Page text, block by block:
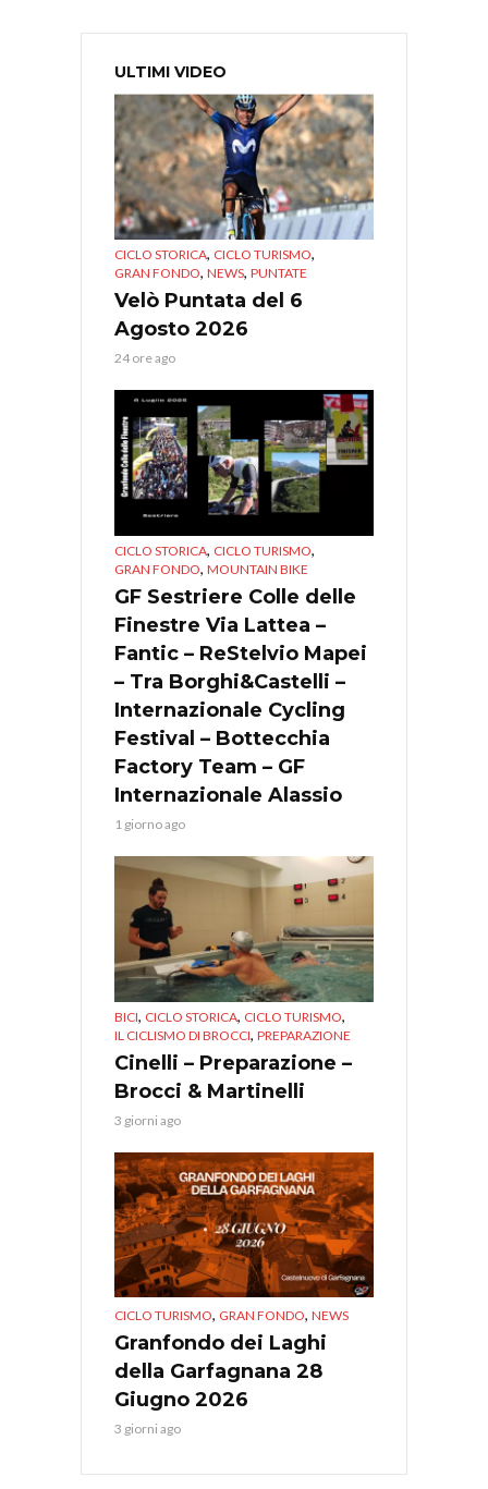
ULTIMI VIDEO
CICLO STORICA, CICLO TURISMO,
GRAN FONDO, NEWS, PUNTATE
Velò Puntata del 6
Agosto 2026
24 ore ago
CICLO STORICA, CICLO TURISMO,
GRAN FONDO, MOUNTAIN BIKE
GF Sestriere Colle delle
Finestre Via Lattea –
Fantic – ReStelvio Mapei
– Tra Borghi&Castelli –
Internazionale Cycling
Festival – Bottecchia
Factory Team – GF
Internazionale Alassio
1 giorno ago
BICI, CICLO STORICA, CICLO TURISMO,
IL CICLISMO DI BROCCI, PREPARAZIONE
Cinelli – Preparazione –
Brocci & Martinelli
3 giorni ago
CICLO TURISMO, GRAN FONDO, NEWS
Granfondo dei Laghi
della Garfagnana 28
Giugno 2026
3 giorni ago